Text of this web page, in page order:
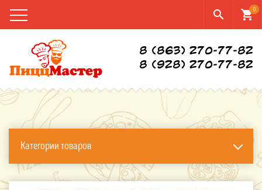
shopping_cart0
search
8 (863) 270-77-82
8 (928) 270-77-82
Категории товаров